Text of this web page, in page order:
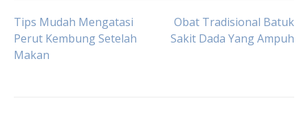
Post
navigation
Tips Mudah Mengatasi
Perut Kembung Setelah
Makan
Obat Tradisional Batuk
Sakit Dada Yang Ampuh